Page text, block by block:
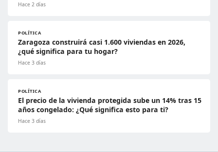
Hace 2 días
POLÍTICA
Zaragoza construirá casi 1.600 viviendas en 2026,
¿qué significa para tu hogar?
Hace 3 días
POLÍTICA
El precio de la vivienda protegida sube un 14% tras 15
años congelado: ¿Qué significa esto para ti?
Hace 3 días